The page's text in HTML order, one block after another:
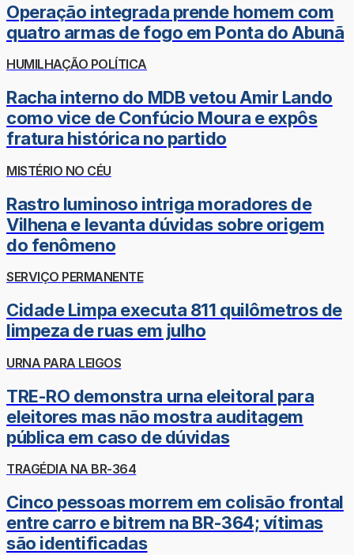
Operação integrada prende homem com
quatro armas de fogo em Ponta do Abunã
HUMILHAÇÃO POLÍTICA
Racha interno do MDB vetou Amir Lando
como vice de Confúcio Moura e expôs
fratura histórica no partido
MISTÉRIO NO CÉU
Rastro luminoso intriga moradores de
Vilhena e levanta dúvidas sobre origem
do fenômeno
SERVIÇO PERMANENTE
Cidade Limpa executa 811 quilômetros de
limpeza de ruas em julho
URNA PARA LEIGOS
TRE-RO demonstra urna eleitoral para
eleitores mas não mostra auditagem
pública em caso de dúvidas
TRAGÉDIA NA BR-364
Cinco pessoas morrem em colisão frontal
entre carro e bitrem na BR-364; vítimas
são identificadas